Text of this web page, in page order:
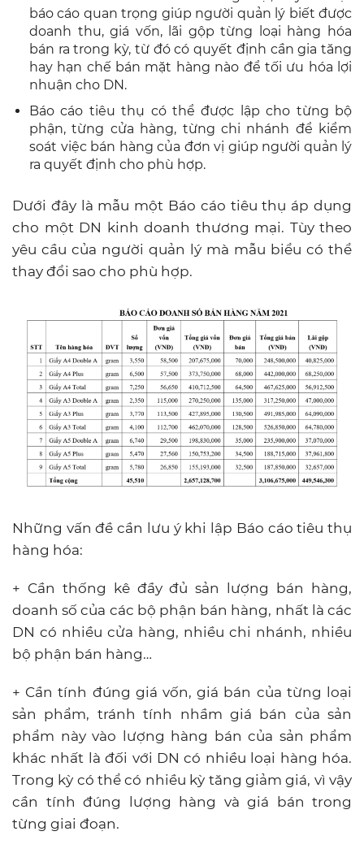
báo cáo quan trọng giúp người quản lý biết được
doanh thu, giá vốn, lãi gộp từng loại hàng hóa
bán ra trong kỳ, từ đó có quyết định cần gia tăng
hay hạn chế bán mặt hàng nào để tối ưu hóa lợi
nhuận cho DN.
Báo cáo tiêu thụ có thể được lập cho từng bộ
phận, từng cửa hàng, từng chi nhánh để kiểm
soát việc bán hàng của đơn vị giúp người quản lý
ra quyết định cho phù hợp.
Dưới đây là mẫu một Báo cáo tiêu thụ áp dụng
cho một DN kinh doanh thương mại. Tùy theo
yêu cầu của người quản lý mà mẫu biểu có thể
thay đổi sao cho phù hợp.
Những vấn đề cần lưu ý khi lập Báo cáo tiêu thụ
hàng hóa:
+ Cần thống kê đầy đủ sản lượng bán hàng,
doanh số của các bộ phận bán hàng, nhất là các
DN có nhiều cửa hàng, nhiều chi nhánh, nhiều
bộ phận bán hàng…
+ Cần tính đúng giá vốn, giá bán của từng loại
sản phẩm, tránh tính nhầm giá bán của sản
phẩm này vào lượng hàng bán của sản phẩm
khác nhất là đối với DN có nhiều loại hàng hóa.
Trong kỳ có thể có nhiều kỳ tăng giảm giá, vì vậy
cần tính đúng lượng hàng và giá bán trong
từng giai đoạn.